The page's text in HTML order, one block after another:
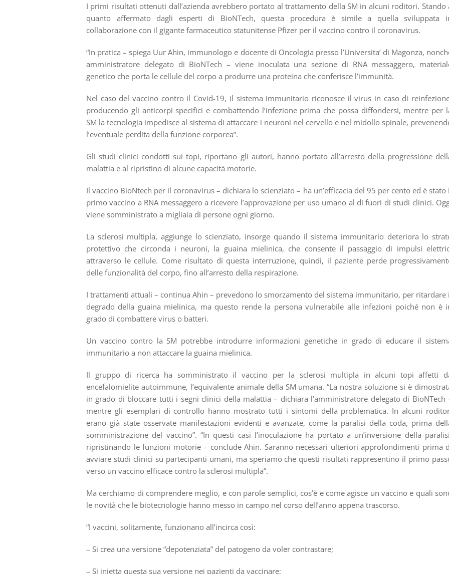
I primi risultati ottenuti dall’azienda avrebbero portato al trattamento della SM in alcuni roditori. Stando
quanto affermato dagli esperti di BioNTech, questa procedura è simile a quella sviluppata
collaborazione con il gigante farmaceutico statunitense Pfizer per il vaccino contro il coronavirus.
“In pratica – spiega Uur Ahin, immunologo e docente di Oncologia presso l’Universita’ di Magonza,
amministratore delegato di BioNTech – viene inoculata una sezione di RNA messaggero,
genetico che porta le cellule del corpo a produrre una proteina che conferisce l’immunità.
Nel caso del vaccino contro il Covid-19, il sistema immunitario riconosce il virus in caso di
producendo gli anticorpi specifici e combattendo l’infezione prima che possa diffondersi, mentre per
SM la tecnologia impedisce al sistema di attaccare i neuroni nel cervello e nel midollo spinale,
l’eventuale perdita della funzione corporea”.
Gli studi clinici condotti sui topi, riportano gli autori, hanno portato all’arresto della progressione
malattia e al ripristino di alcune capacità motorie.
Il vaccino BioNtech per il coronavirus – dichiara lo scienziato – ha un’efficacia del 95 per cento ed è stato
primo vaccino a RNA messaggero a ricevere l’approvazione per uso umano al di fuori di studi clinici.
viene somministrato a migliaia di persone ogni giorno.
La sclerosi multipla, aggiunge lo scienziato, insorge quando il sistema immunitario deteriora lo
protettivo che circonda i neuroni, la guaina mielinica, che consente il passaggio di impulsi
attraverso le cellule. Come risultato di questa interruzione, quindi, il paziente perde
delle funzionalità del corpo, fino all’arresto della respirazione.
I trattamenti attuali – continua Ahin – prevedono lo smorzamento del sistema immunitario, per ritardare
degrado della guaina mielinica, ma questo rende la persona vulnerabile alle infezioni poiché non è
grado di combattere virus o batteri.
Un vaccino contro la SM potrebbe introdurre informazioni genetiche in grado di educare il
immunitario a non attaccare la guaina mielinica.
Il gruppo di ricerca ha somministrato il vaccino per la sclerosi multipla in alcuni topi affetti
encefalomielite autoimmune, l’equivalente animale della SM umana. “La nostra soluzione si è
in grado di bloccare tutti i segni clinici della malattia – dichiara l’amministratore delegato di BioNTech
mentre gli esemplari di controllo hanno mostrato tutti i sintomi della problematica. In alcuni
erano già state osservate manifestazioni evidenti e avanzate, come la paralisi della coda, prima
somministrazione del vaccino”. “In questi casi l’inoculazione ha portato a un’inversione della
ripristinando le funzioni motorie – conclude Ahin. Saranno necessari ulteriori approfondimenti prima
avviare studi clinici su partecipanti umani, ma speriamo che questi risultati rappresentino il primo
verso un vaccino efficace contro la sclerosi multipla”.
Ma cerchiamo di comprendere meglio, e con parole semplici, cos’è e come agisce un vaccino e quali
le novità che le biotecnologie hanno messo in campo nel corso dell’anno appena trascorso.
“I vaccini, solitamente, funzionano all’incirca così:
– Si crea una versione “depotenziata” del patogeno da voler contrastare;
– Si inietta questa sua versione nei pazienti da vaccinare;